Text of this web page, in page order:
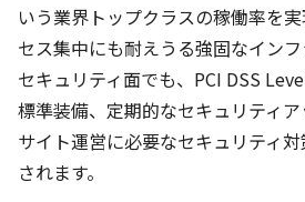
いう業界トップクラスの稼働率を
セス集中にも耐えうる強固なインフ
セキュリティ面でも、PCI DSS
標準装備、定期的なセキュリティ
サイト運営に必要なセキュリティ
されます。